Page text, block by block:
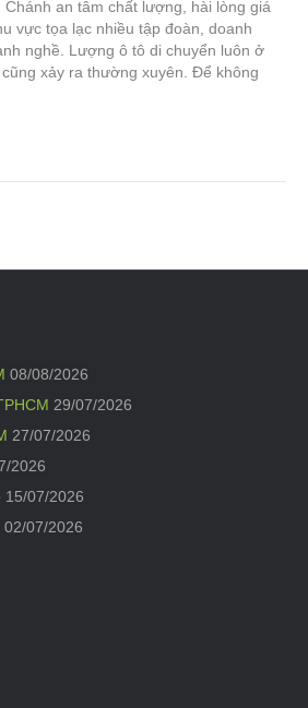
an tâm chất lượng, hài lòng giá
vực tọa lạc nhiều tập đoàn, doanh
nghề. Lượng ô tô di chuyển luôn ở
xảy ra thường xuyên. Để không
08/08/2026
29/07/2026
27/07/2026
2026
15/07/2026
02/07/2026